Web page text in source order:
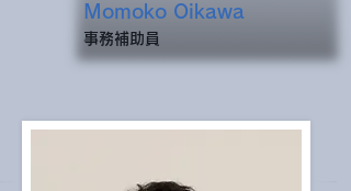
Momoko Oikawa
事務補助員